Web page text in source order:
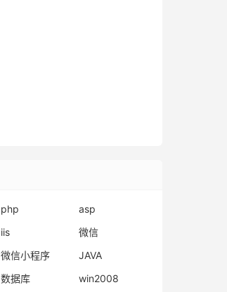
php
asp
iis
微信
微信小程序
JAVA
数据库
win2008